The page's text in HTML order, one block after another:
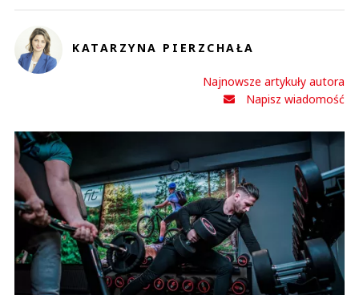
KATARZYNA PIERZCHAŁA
Najnowsze artykuły autora
Napisz wiadomość